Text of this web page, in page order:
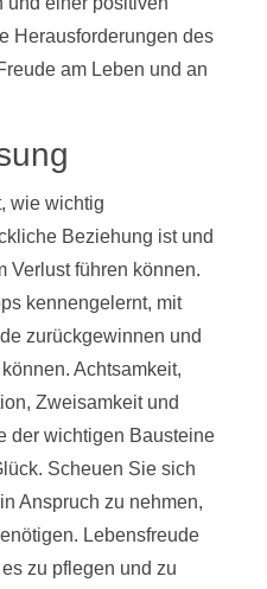
Herausforderungen des
am Leben und an
wie wichtig
Beziehung ist und
Verlust führen können.
kennengelernt, mit
zurückgewinnen und
können. Achtsamkeit,
Zweisamkeit und
der wichtigen Bausteine
Scheuen Sie sich
Anspruch zu nehmen,
Lebensfreude
zu pflegen und zu